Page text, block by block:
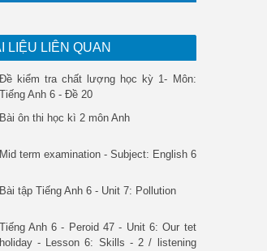
LIỆU LIÊN QUAN
Đề kiểm tra chất lượng học kỳ 1- Môn:
Tiếng Anh 6 - Đề 20
Bài ôn thi học kì 2 môn Anh
Mid term examination - Subject: English 6
Bài tập Tiếng Anh 6 - Unit 7: Pollution
Tiếng Anh 6 - Peroid 47 - Unit 6: Our tet
holiday - Lesson 6: Skills - 2 / listening